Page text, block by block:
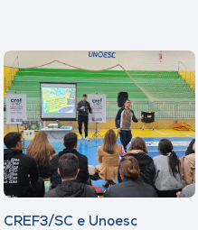
CREF3/SC e Unoesc